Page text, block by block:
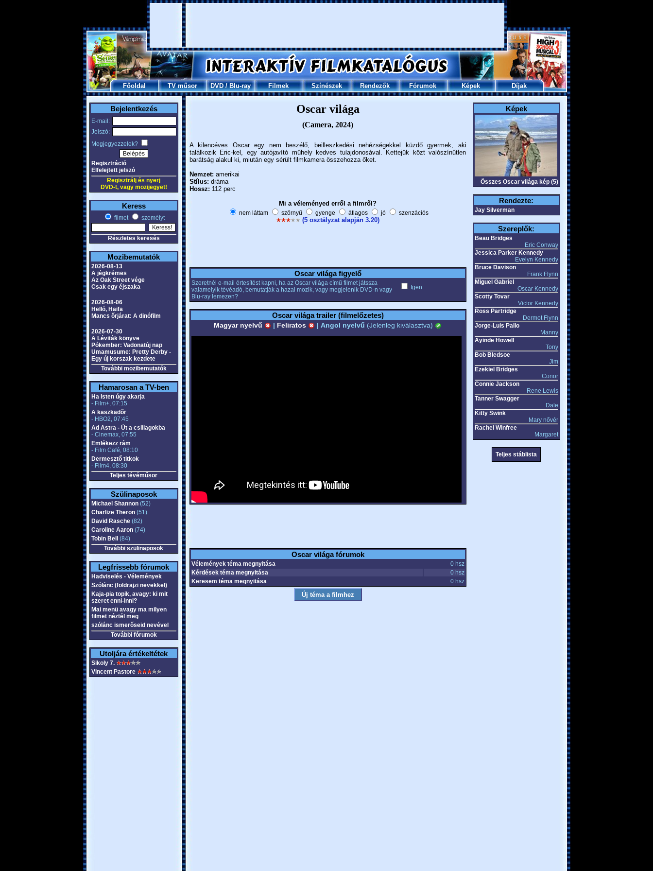
Főoldal TV műsor DVD/Blu-ray Filmek Színészek Rendezők Fórumok Képek Díjak
Bejelentkezés
E-mail:
Jelszó:
Megjegyezzelek?
Regisztráció
Elfelejtett jelszó
Regisztrálj és nyerj
DVD-t, vagy mozijegyet!
Keress
filmet személyt
Részletes keresés
Mozibemutatók
2026-08-13
A jégkrémes
Az Oak Street vége
Csak egy éjszaka
2026-08-06
Helló, Haifa
Mancs őrjárat: A dinófilm
2026-07-30
A Léviták könyve
Pókember: Vadonatúj nap
Umamusume: Pretty Derby -
Egy új korszak kezdete
További mozibemutatók
Hamarosan a TV-ben
Ha Isten úgy akarja
- Film+, 07:15
A kaszkadőr
- HBO2, 07:45
Ad Astra - Út a csillagokba
- Cinemax, 07:55
Emlékezz rám
- Film Café, 08:10
Dermesztő titkok
- Film4, 08:30
Teljes tévéműsor
Szülinaposok
Michael Shannon(52)
Charlize Theron(51)
David Rasche(82)
Caroline Aaron(74)
Tobin Bell
(84)
További szülinaposok
Legfrissebb fórumok
Hadviselés - Vélemények
Szólánc (földrajzi nevekkel)
Kaja-pia topik, avagy: ki mit
szeret enni-inni?
Mai menü avagy ma milyen
filmet néztél meg
szólánc ismerőseid nevével
További fórumok
Utoljára értékeltétek
Sikoly 7.
Vincent Pastore
Oscar világa
(Camera, 2024)
A kilencéves Oscar egy nem beszélő, beilleszkedési nehézségekkel küzdő gyermek, aki
találkozik Eric-kel, egy autójavító műhely kedves tulajdonosával. Kettejük közt valószínűtlen
barátság alakul ki, miután egy sérült filmkamera összehozza őket.
Nemzet: amerikai
Stílus: dráma
Hossz: 112 perc
Mi a véleményed erről a filmről?
nem láttam szörnyű gyenge átlagos jó szenzációs
(5 osztályzat alapján 3.20)
Oscar világa figyelő
Szeretnél e-mail értesítést kapni, ha az Oscar világa című filmet játssza
valamelyik tévéadó, bemutatják a hazai mozik, vagy megjelenik DVD-n vagy
Blu-ray lemezen?
Igen
Oscar világa trailer (filmelőzetes)
Magyar nyelvű | Feliratos | Angol nyelvű (Jelenleg kiválasztva)
Oscar világa fórumok
Vélemények téma megnyitása
0 hsz
Kérdések téma megnyitása
0 hsz
Keresem téma megnyitása
0 hsz
Képek
Összes Oscar világa kép (5)
Rendezte:
Jay Silverman
Szereplők:
Beau Bridges
Eric Conway
Jessica Parker Kennedy
Evelyn Kennedy
Bruce Davison
Frank Flynn
Miguel Gabriel
Oscar Kennedy
Scotty Tovar
Victor Kennedy
Ross Partridge
Dermot Flynn
Jorge-Luis Pallo
Manny
Ayinde Howell
Tony
Bob Bledsoe
Jim
Ezekiel Bridges
Conor
Connie Jackson
Rene Lewis
Tanner Swagger
Dale
Kitty Swink
Mary nővér
Rachel Winfree
Margaret
Teljes stáblista